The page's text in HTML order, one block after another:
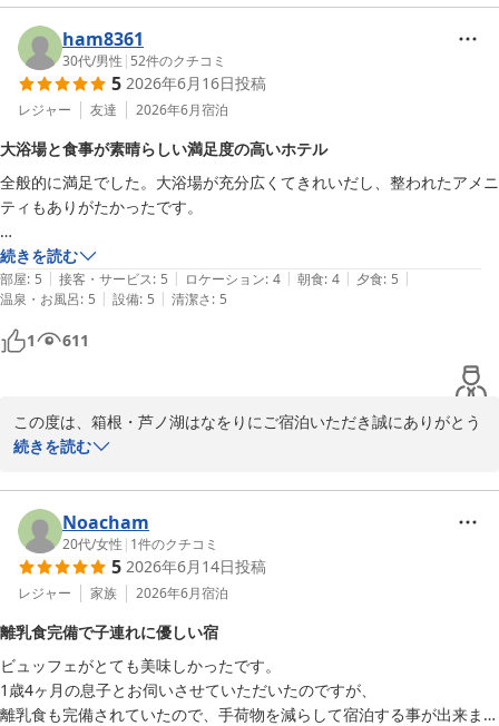
箱根・芦ノ湖 はなをり（オリックスホテルズ＆リゾーツ）
2026-07-10
お食事は季節によってメニューを変更しておりますので、またお越
しの際にはその季節ならではのお食事を芦ノ湖の雄大な景色ととも
にお楽しみいただけますと幸いです。
またのお越しを心よりお待ちしております。
箱根・芦ノ湖 はなをり（オリックスホテルズ＆リゾーツ）
2026-06-21
ham8361
30代/男性 | 52件のクチコミ
5 2026年6月16日投稿
レジャー 友達 2026年6月宿泊
大浴場と食事が素晴らしい満足度の高いホテル
全般的に満足でした。大浴場が充分広くてきれいだし、整われたアメニ
ティもありがたかったです。
食事も美味しかったですし、晩ご飯は専門店と比べて負けないくらいで
量と質も優れていました。
続きを読む
部屋: 5 | 接客・サービス: 5 | ロケーション: 4 | 朝食: 4 | 夕食: 5 |
温泉・お風呂: 5 | 設備: 5 | 清潔さ: 5
1 611
この度は、箱根・芦ノ湖はなをりにご宿泊いただき誠にありがとう
ございます。
また、お食事や大浴場についてお褒めのお言葉をいただき、恐縮で
ございます。
お食事は季節によってメニューを変更しておりますので、またお越
しの際にはその季節ならではのお食事を芦ノ湖の雄大な景色ととも
にお楽しみいただけますと幸いです。
2026-06-16
続きを読む
Noacham
20代/女性 | 1件のクチコミ
5 2026年6月14日投稿
レジャー 家族 2026年6月宿泊
離乳食完備で子連れに優しい宿
ビュッフェがとても美味しかったです。
1歳4ヶ月の息子とお伺いさせていただいたのですが、
離乳食も完備されていたので、手荷物を減らして宿泊する事が出来まし